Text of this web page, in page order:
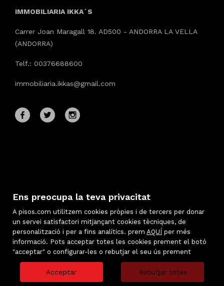
Ens preocupa la teva privacitat
A pisos.com utilitzem cookies pròpies i de tercers per donar
un servei satisfactori mitjançant cookies tècniques, de
personalització i per a fins analítics. prem AQUÍ per més
informació. Pots acceptar totes les cookies prement el botó
"acceptar" o configurar-les o rebutjar el seu ús prement
Acceptar Rebutjar totes
IMMOBILIARIA IKKA´S
Carrer Joan Maragall 18. AD500 - ANDORRA LA VELLA
(ANDORRA)
Telf.: 00376688600
immobiliaria.ikkas@gmail.com
Immobles destacats
Mapa Web
Preferits